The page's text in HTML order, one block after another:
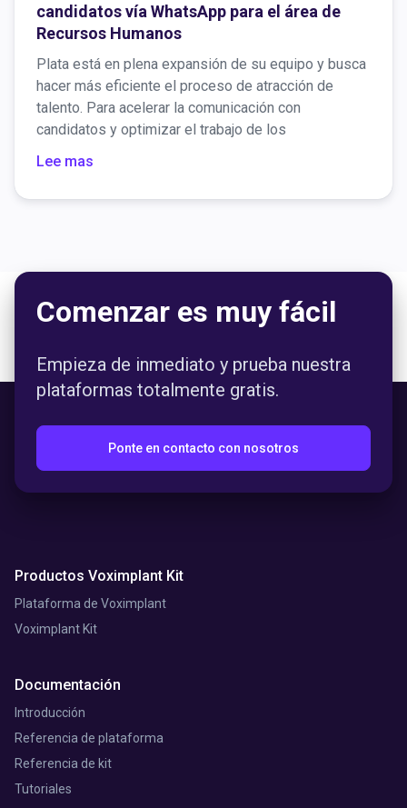
candidatos vía WhatsApp para el área de
Recursos Humanos
Plata está en plena expansión de su equipo y busca
hacer más eficiente el proceso de atracción de
talento. Para acelerar la comunicación con
candidatos y optimizar el trabajo de los
Lee mas
Comenzar es muy fácil
Empieza de inmediato y prueba nuestra
plataformas totalmente gratis.
Ponte en contacto con nosotros
Productos Voximplant Kit
Plataforma de Voximplant
Voximplant Kit
Documentación
Introducción
Referencia de plataforma
Referencia de kit
Tutoriales